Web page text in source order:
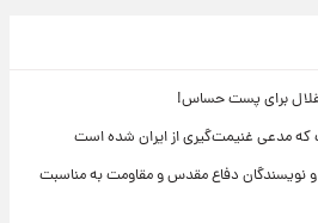
برای پست حساس!
که مدعی غنیمت‌گیری از ایران شده است
و نویسندگان دفاع مقدس و مقاومت به مناسبت